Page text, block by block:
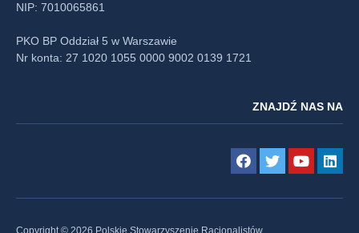
NIP: 7010065861
PKO BP Oddział 5 w Warszawie
Nr konta: 27 1020 1055 0000 9002 0139 1721
ZNAJDŹ NAS NA
Copyright © 2026 Polskie Stowarzyszenie Racjonalistów